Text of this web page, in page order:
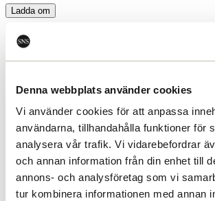
Denna webbplats använder cookies
Vi använder cookies för att anpassa
användarna, tillhandahålla funktioner för
analysera vår trafik. Vi vidarebefordrar
och annan information från din enhet till
annons- och analysföretag som vi
tur kombinera informationen med annan
Ladda om
Missa inget från SNS.
vårt nyhetsbrev
Ta del av våra senaste nyheter. Få nya insikter
uppdaterad om viktiga samhällsfrågor.